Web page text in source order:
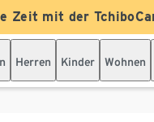
Zeit mit der
Herren Kinder Wohnen